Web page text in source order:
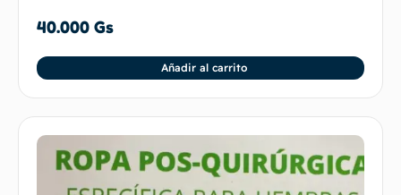
40.000 Gs
Añadir al carrito